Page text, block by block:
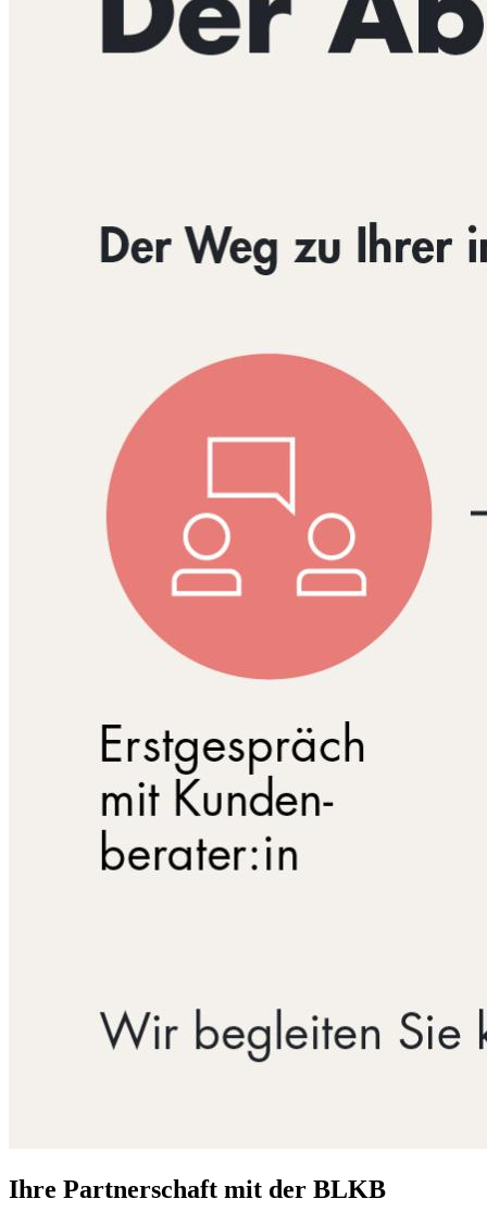
Ihre Partnerschaft mit der BLKB